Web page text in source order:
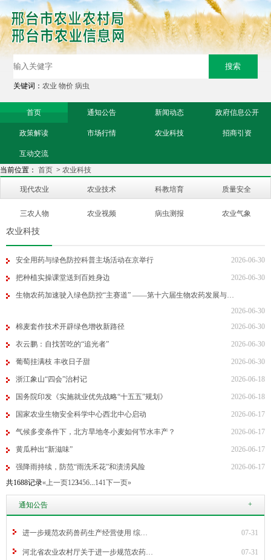
关键词：农业 物价 病虫
首页 通知公告 新闻动态 政府信息公开
政策解读 市场行情 农业科技 招商引资
互动交流
当前位置： 首页 > 农业科技
现代农业 农业技术 科教培育 质量安全
三农人物 农业视频 病虫测报 农业气象
农业科技
安全用药与绿色防控科普主场活动在京举行 2026-06-30
把种植实操课堂送到百姓身边 2026-06-30
生物农药加速驶入绿色防控“主赛道” ——第十六届生物农药发展与…
2026-06-30
棉麦套作技术开辟绿色增收新路径
2026-06-30
衣云鹏：自找苦吃的“追光者” 2026-06-30
葡萄挂满枝 丰收日子甜 2026-06-30
浙江象山“四会”治村记 2026-06-18
国务院印发《实施就业优先战略“十五五”规划》 2026-06-18
国家农业生物安全科学中心西北中心启动 2026-06-17
气候多变条件下，北方旱地冬小麦如何节水丰产？ 2026-06-17
黄瓜种出“新滋味” 2026-06-17
强降雨持续，防范“雨洗禾花”和渍涝风险
2026-06-17
共1688记录«上一页123456 141下一页»
通知公告 +
进一步规范农药兽药生产经营使用 综… 07-31
河北省农业农村厅关于进一步规范农药… 07-31